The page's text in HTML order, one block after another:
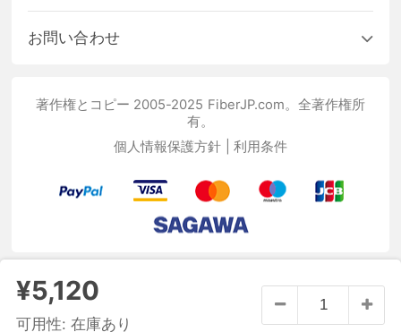
¥5,120
可用性: 在庫あり
お問い合わせ
著作権とコピー 2005-2025 FiberJP.com。全著作権所
有。
個人情報保護方針
利用条件